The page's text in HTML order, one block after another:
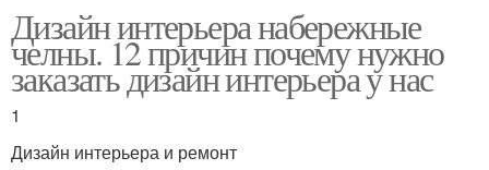
Дизайн интерьера набережные
челны. 12 причин почему нужно
заказать дизайн интерьера у нас
1
Дизайн интерьера и ремонт